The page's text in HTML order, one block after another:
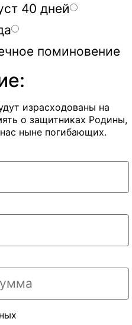
40 дней
поминовение
израсходованы на
о защитниках Родины,
ныне погибающих.